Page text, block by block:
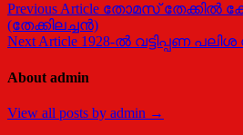
Previous Article തോമസ് തേക്കിൽ
(തേക്കിലച്ചൻ)
Next Article 1928-ല്‍ വട്ടിപ്പണ
About admin
View all posts by admin →